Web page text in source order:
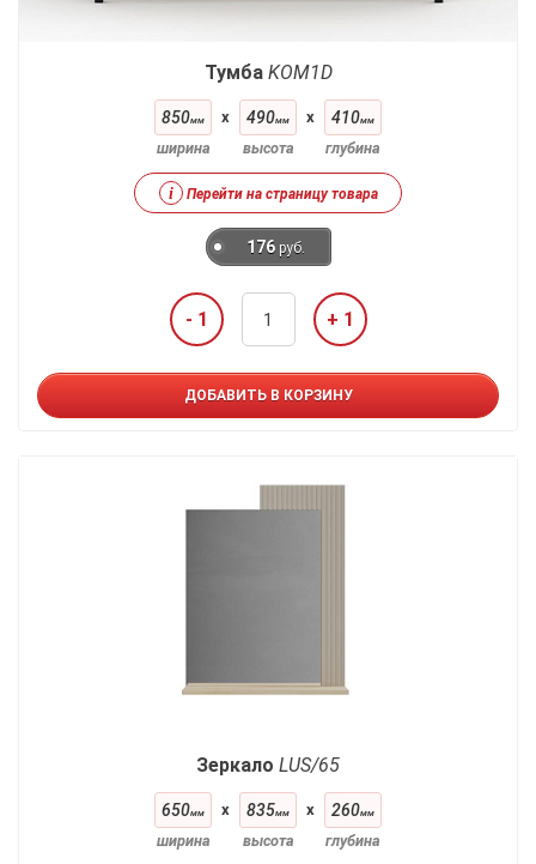
Тумба KOM1D
850мм
ширина
x 490мм
высота
x 410мм
глубина
i Перейти на страницу товара
176 руб.
- 1 + 1
ДОБАВИТЬ В КОРЗИНУ
Зеркало LUS/65
650мм
ширина
x 835мм
высота
x 260мм
глубина